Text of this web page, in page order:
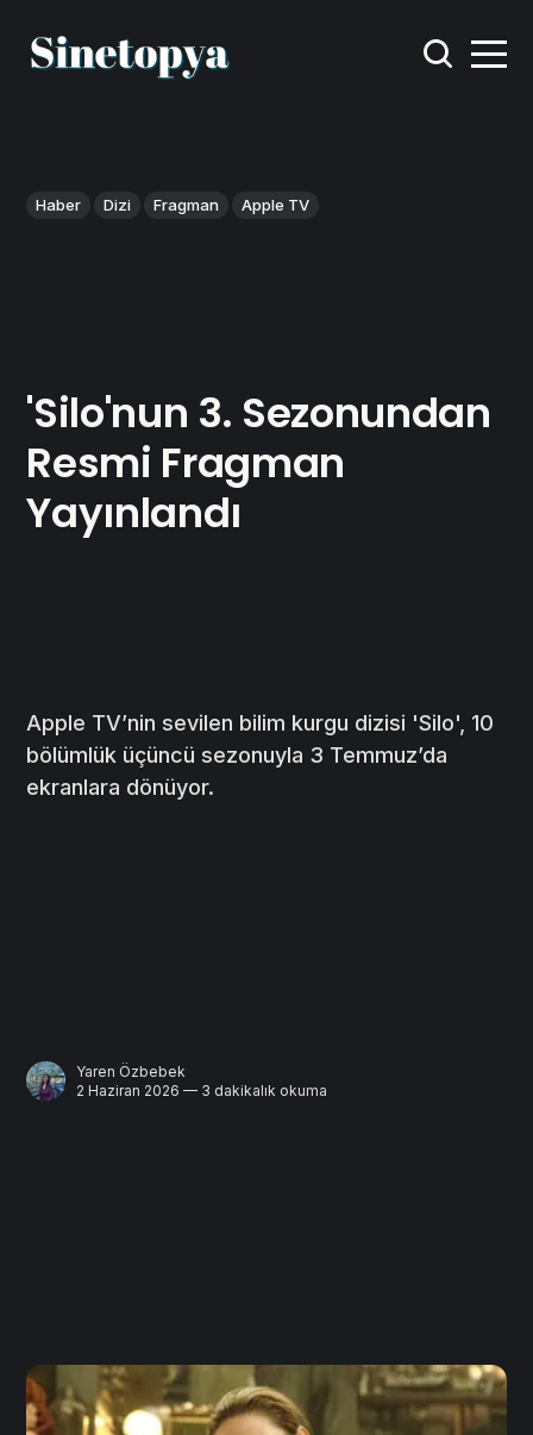
Haber Dizi Fragman Apple TV
'Silo'nun 3. Sezonundan
Resmi Fragman
Yayınlandı
Apple TV’nin sevilen bilim kurgu dizisi 'Silo', 10
bölümlük üçüncü sezonuyla 3 Temmuz’da
ekranlara dönüyor.
Yaren Özbebek
2 Haziran 2026 — 3 dakikalık okuma